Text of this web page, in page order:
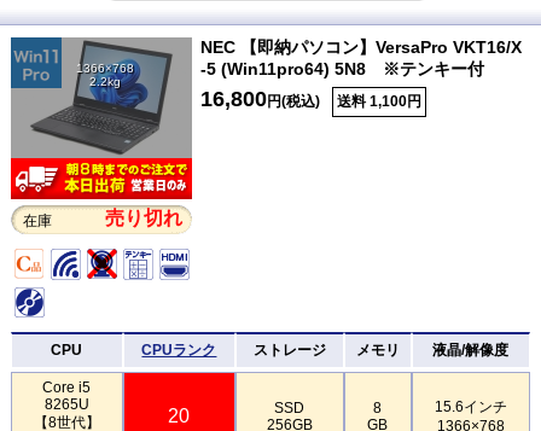
1366×768
2.2kg
在庫 売り切れ
NEC 【即納パソコン】VersaPro VKT16/X
-5 (Win11pro64) 5N8 ※テンキー付
16,800円(税込) 送料 1,100円
CPU CPUランク ストレージ メモリ 液晶/解像度
Core i5
8265U
【8世代】
20
SSD
256GB
8
GB
15.6インチ
1366×768